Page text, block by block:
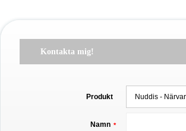
Kontakta mig!
Produkt
Namn *